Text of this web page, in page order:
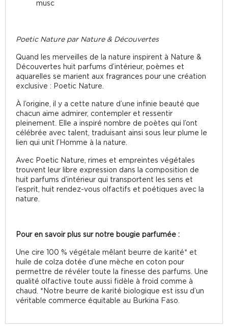
musc
Poetic Nature par Nature & Découvertes
Quand les merveilles de la nature inspirent à Nature &
Découvertes huit parfums d’intérieur, poèmes et
aquarelles se marient aux fragrances pour une création
exclusive : Poetic Nature.
À l’origine, il y a cette nature d’une infinie beauté que
chacun aime admirer, contempler et ressentir
pleinement. Elle a inspiré nombre de poètes qui l’ont
célébrée avec talent, traduisant ainsi sous leur plume le
lien qui unit l’Homme à la nature.
Avec Poetic Nature, rimes et empreintes végétales
trouvent leur libre expression dans la composition de
huit parfums d’intérieur qui transportent les sens et
l’esprit, huit rendez-vous olfactifs et poétiques avec la
nature.
Pour en savoir plus sur notre bougie parfumée :
Une cire 100 % végétale mêlant beurre de karité* et
huile de colza dotée d’une mèche en coton pour
permettre de révéler toute la finesse des parfums. Une
qualité olfactive toute aussi fidèle à froid comme à
chaud. *Notre beurre de karité biologique est issu d’un
véritable commerce équitable au Burkina Faso.